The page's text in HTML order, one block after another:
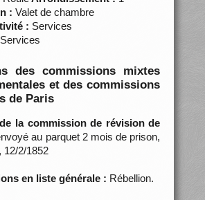
: Valet de chambre
: Services
Services
des commissions mixtes
et des commissions
de Paris
la commission de révision de
au parquet 2 mois de prison,
12/2/1852
en liste générale : Rébellion.